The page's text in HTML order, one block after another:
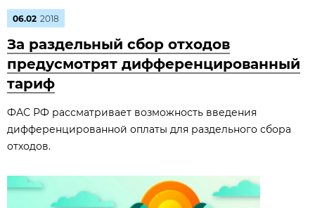
06.02 2018
За раздельный сбор отходов
предусмотрят дифференцированный
тариф
ФАС РФ рассматривает возможность введения
дифференцированной оплаты для раздельного сбора
отходов.